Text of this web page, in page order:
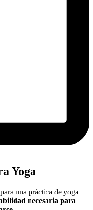
Yoga
una práctica de yoga
necesaria para